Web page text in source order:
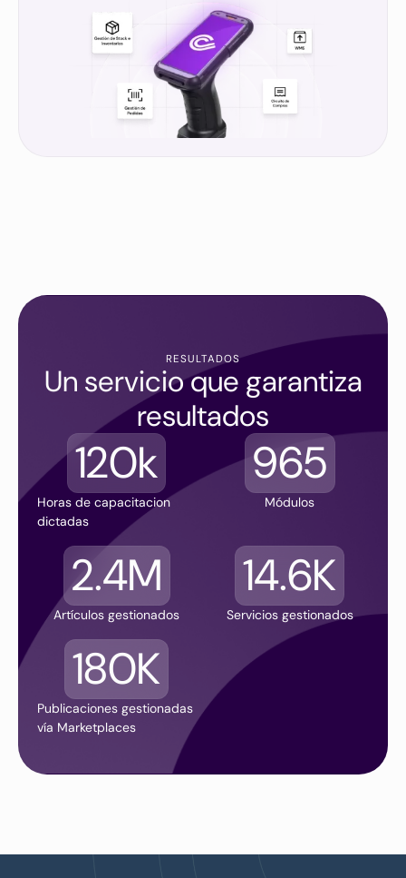
RESULTADOS
Un servicio que garantiza
resultados
120k
Horas de capacitacion
dictadas
965
Módulos
2.4M
Artículos gestionados
14.6K
Servicios gestionados
180K
Publicaciones gestionadas
vía Marketplaces